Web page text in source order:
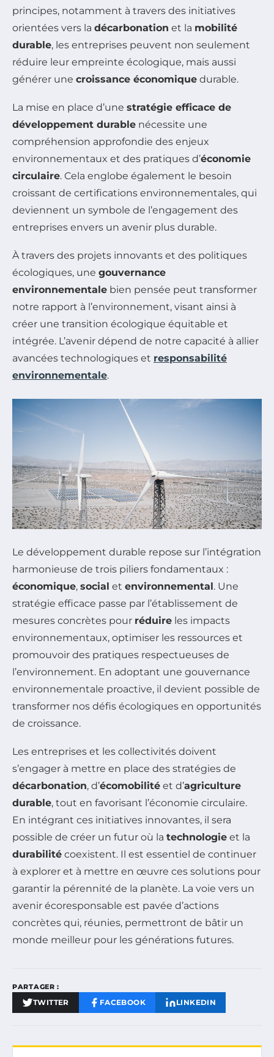
principes, notamment à travers des initiatives
orientées vers la décarbonation et la mobilité
durable, les entreprises peuvent non seulement
réduire leur empreinte écologique, mais aussi
générer une croissance économique durable.
La mise en place d’une stratégie efficace de
développement durable nécessite une
compréhension approfondie des enjeux
environnementaux et des pratiques d’économie
circulaire. Cela englobe également le besoin
croissant de certifications environnementales, qui
deviennent un symbole de l’engagement des
entreprises envers un avenir plus durable.
À travers des projets innovants et des politiques
écologiques, une gouvernance
environnementale bien pensée peut transformer
notre rapport à l’environnement, visant ainsi à
créer une transition écologique équitable et
intégrée. L’avenir dépend de notre capacité à allier
avancées technologiques et responsabilité
environnementale.
Le développement durable repose sur l’intégration
harmonieuse de trois piliers fondamentaux :
économique, social et environnemental. Une
stratégie efficace passe par l’établissement de
mesures concrètes pour réduire les impacts
environnementaux, optimiser les ressources et
promouvoir des pratiques respectueuses de
l’environnement. En adoptant une gouvernance
environnementale proactive, il devient possible de
transformer nos défis écologiques en opportunités
de croissance.
Les entreprises et les collectivités doivent
s’engager à mettre en place des stratégies de
décarbonation, d’écomobilité et d’agriculture
durable, tout en favorisant l’économie circulaire.
En intégrant ces initiatives innovantes, il sera
possible de créer un futur où la technologie et la
durabilité coexistent. Il est essentiel de continuer
à explorer et à mettre en œuvre ces solutions pour
garantir la pérennité de la planète. La voie vers un
avenir écoresponsable est pavée d’actions
concrètes qui, réunies, permettront de bâtir un
monde meilleur pour les générations futures.
PARTAGER :
TWITTER FACEBOOK LINKEDIN